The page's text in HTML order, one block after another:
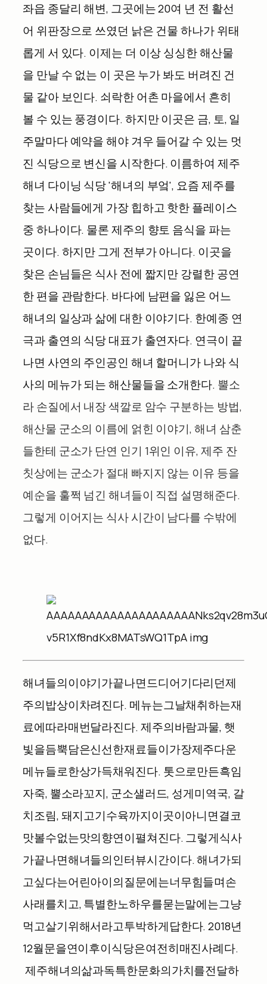
좌읍 종달리 해변, 그곳에는20여 년 전 활선
어 위판장으로 쓰였던 낡은 건물 하나가 위태
롭게 서 있다. 이제는 더 이상 싱싱한 해산물
을 만날 수 없는 이 곳은 누가 봐도 버려진 건
물 같아 보인다. 쇠락한 어촌 마을에서 흔히
볼 수 있는 풍경이다.하지만 이곳은 금, 토,일
주말마다 예약을 해야 겨우 들어갈 수 있는 멋
진 식당으로 변신을 시작한다.이름하여 제주
해녀 다이닝 식당'해녀의 부엌', 요즘 제주를
찾는 사람들에게 가장 힙하고 핫한 플레이스
중 하나이다. 물론 제주의 향토 음식을 파는
곳이다.하지만 그게 전부가 아니다. 이곳을
찾은 손님들은 식사 전에 짧지만 강렬한 공연
한 편을 관람한다. 바다에 남편을 잃은 어느
해녀의 일상과 삶에 대한 이야기다. 한예종 연
극과 출연의 식당 대표가 출연자다. 연극이 끝
나면 사연의 주인공인 해녀 할머니가 나와 식
사의 메뉴가 되는 해산물들을 소개한다. 뿔소
라 손질에서 내장 색깔로 암수 구분하는 방법,
해산물 군소의 이름에 얽힌 이야기,해녀 삼춘
들한테 군소가 단연 인기 1위인 이유,제주 잔
칫상에는 군소가 절대 빠지지 않는 이유 등을
예순을 훌쩍 넘긴 해녀들이 직접 설명해준다.
그렇게 이어지는 식사 시간이 남다를 수밖에
없다.
해녀들의이야기가끝나면드디어기다리던제
주의밥상이차려진다. 메뉴는그날채취하는재
료에따라매번달라진다.제주의바람과물, 햇
빛을듬뿍담은신선한재료들이가장제주다운
메뉴들로한상가득채워진다. 톳으로만든흑임
자죽, 뿔소라꼬지, 군소샐러드, 성게미역국, 갈
치조림, 돼지고기수육까지이곳이아니면결코
맛볼수없는맛의향연이펼쳐진다.그렇게식사
가끝나면해녀들의인터뷰시간이다.해녀가되
고싶다는어린아이의질문에는너무힘들며손
사래를치고,특별한노하우를묻는말에는그냥
먹고살기위해서라고투박하게답한다. 2018년
12월문을연이후이식당은여전히매진사례다.
제주해녀의삶과독특한문화의가치를전달하